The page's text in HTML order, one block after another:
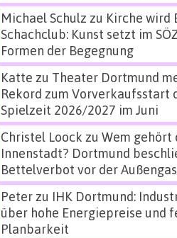
Michael Schulz zu Kirche wird
Schachclub: Kunst setzt im
Formen der Begegnung
Katte zu Theater Dortmund
Rekord zum Vorverkaufsstart
Spielzeit 2026/2027 im Juni
Christel Loock zu Wem gehört
Innenstadt? Dortmund
Bettelverbot vor der
Peterzu IHK Dortmund:
über hohe Energiepreise und
Planbarkeit